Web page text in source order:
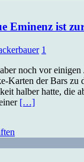
Eminenz ist
1
noch vor einigen
Karten der Bars zu
halber hatte, die
[…]